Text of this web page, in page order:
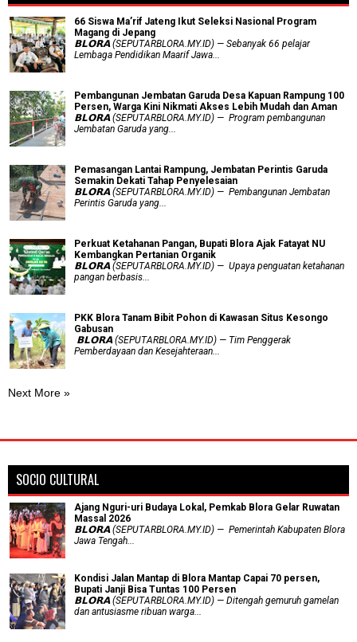
66 Siswa Ma’rif Jateng Ikut Seleksi Nasional Program
Magang di Jepang
𝗕𝗟𝗢𝗥𝗔 (SEPUTARBLORA.MY.ID) — Sebanyak 66 pelajar
Lembaga Pendidikan Maarif Jawa...
Pembangunan Jembatan Garuda Desa Kapuan Rampung 100
Persen, Warga Kini Nikmati Akses Lebih Mudah dan Aman
𝗕𝗟𝗢𝗥𝗔 (SEPUTARBLORA.MY.ID) — Program pembangunan
Jembatan Garuda yang...
Pemasangan Lantai Rampung, Jembatan Perintis Garuda
Semakin Dekati Tahap Penyelesaian
𝗕𝗟𝗢𝗥𝗔 (SEPUTARBLORA.MY.ID) — Pembangunan Jembatan
Perintis Garuda yang...
​Perkuat Ketahanan Pangan, Bupati Blora Ajak Fatayat NU
Kembangkan Pertanian Organik
𝗕𝗟𝗢𝗥𝗔 (SEPUTARBLORA.MY.ID) — Upaya penguatan ketahanan
pangan berbasis...
PKK Blora Tanam Bibit Pohon di Kawasan Situs Kesongo
Gabusan
‎ 𝗕𝗟𝗢𝗥𝗔 (SEPUTARBLORA.MY.ID) — Tim Penggerak
Pemberdayaan dan Kesejahteraan...
Next More »
SOCIO CULTURAL
Ajang Nguri-uri Budaya Lokal, Pemkab Blora Gelar Ruwatan
Massal 2026
𝗕𝗟𝗢𝗥𝗔 (SEPUTARBLORA.MY.ID) — Pemerintah Kabupaten Blora
Jawa Tengah...
Kondisi Jalan Mantap di Blora Mantap Capai 70 persen,
Bupati Janji Bisa Tuntas 100 Persen
𝗕𝗟𝗢𝗥𝗔 (SEPUTARBLORA.MY.ID) — Ditengah gemuruh gamelan
dan antusiasme ribuan warga...